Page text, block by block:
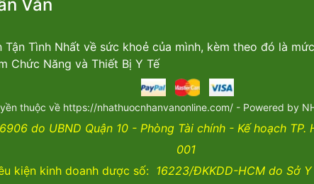
Văn
Tình Nhất về sức khoẻ của mình, kèm theo đó là
Chức Năng và Thiết Bị Y Tế
thuộc về https://nhathuocnhanvanonline.com/ - Powered by
do UBND Quận 10 - Phòng Tài chính - Kế hoạch
001
kiện kinh doanh dược số: 16223/ĐKKDD-HCM do Sở